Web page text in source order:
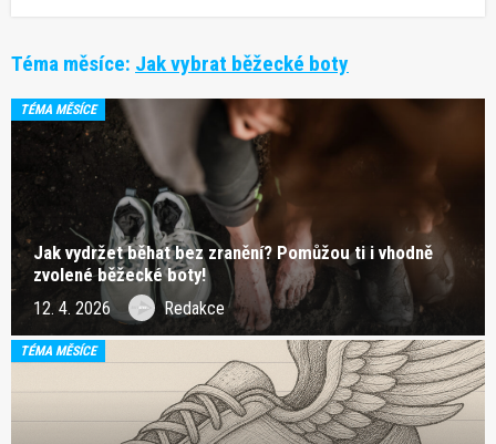
Téma měsíce: Jak vybrat běžecké boty
TÉMA MĚSÍCE
Jak vydržet běhat bez zranění? Pomůžou ti i vhodně
zvolené běžecké boty!
12. 4. 2026 Redakce
TÉMA MĚSÍCE